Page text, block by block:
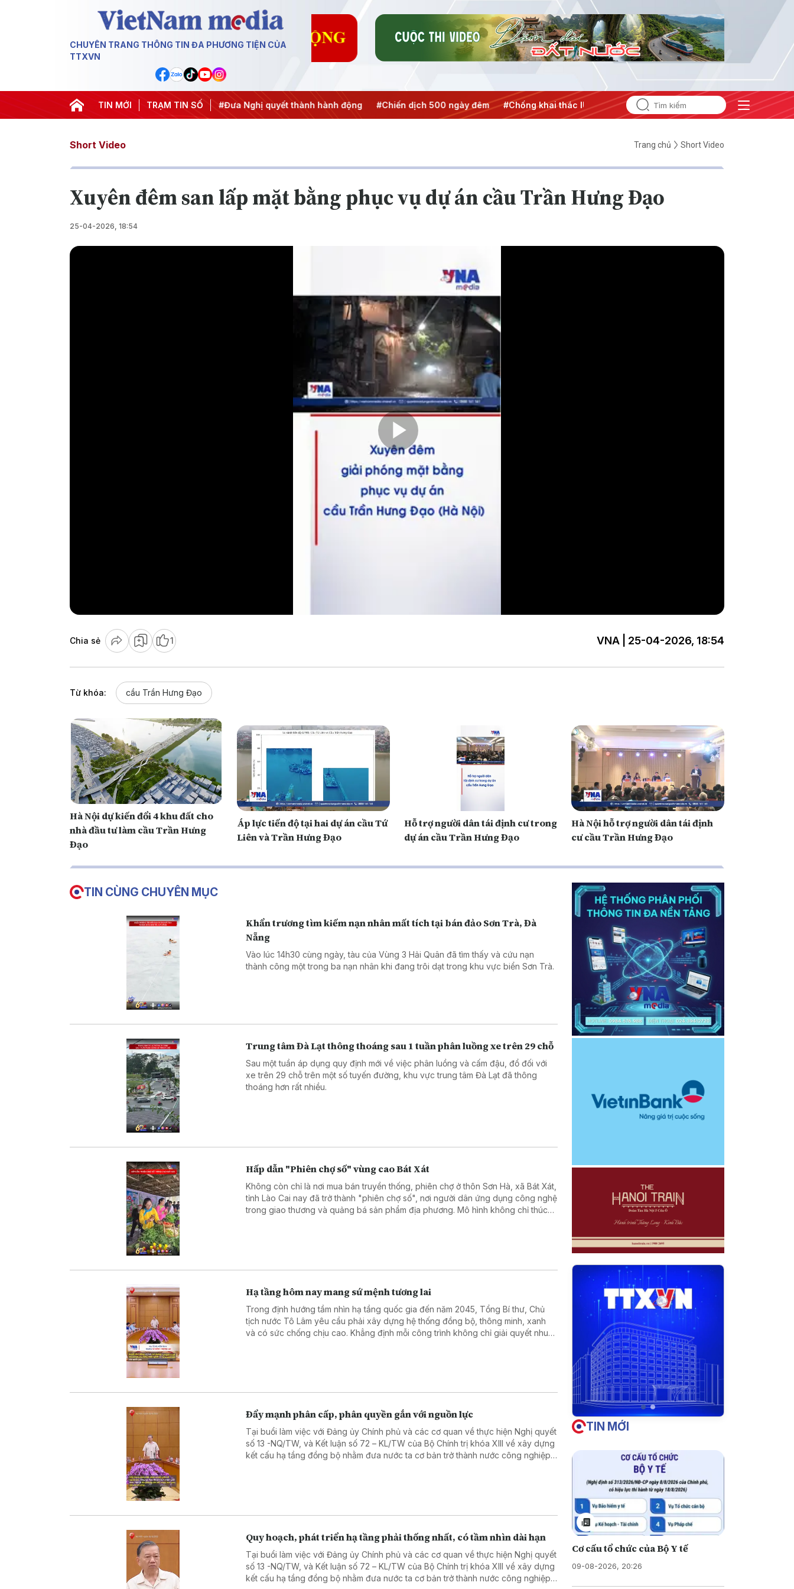
CHUYÊN TRANG THÔNG TIN ĐA PHƯƠNG TIỆN CỦA
TTXVN
TIN MỚI TRẠM TIN SỐ
#Hội nghị Trung ương 3 #APEC 2027 #Đưa Nghị quyết thành hành động #Chiến dịch 500 ngày đêm #Chống khai thác IUU #Căng thẳng Trung Đông #An ninh năng
Short Video Trang chủ Short Video
Xuyên đêm san lấp mặt bằng phục vụ dự án cầu Trần Hưng Đạo
25-04-2026, 18:54
Play
Video
Chia sẻ 1 VNA | 25-04-2026, 18:54
Từ khóa: cầu Trần Hưng Đạo
Hà Nội dự kiến đổi 4 khu đất cho
nhà đầu tư làm cầu Trần Hưng
Đạo
Áp lực tiến độ tại hai dự án cầu Tứ
Liên và Trần Hưng Đạo
Hỗ trợ người dân tái định cư trong
dự án cầu Trần Hưng Đạo
Hà Nội hỗ trợ người dân tái định
cư cầu Trần Hưng Đạo
TIN CÙNG CHUYÊN MỤC
Khẩn trương tìm kiếm nạn nhân mất tích tại bán đảo Sơn Trà, Đà
Nẵng
Vào lúc 14h30 cùng ngày, tàu của Vùng 3 Hải Quân đã tìm thấy và cứu nạn
thành công một trong ba nạn nhân khi đang trôi dạt trong khu vực biển Sơn Trà.
Trung tâm Đà Lạt thông thoáng sau 1 tuần phân luồng xe trên 29 chỗ
Sau một tuần áp dụng quy định mới về việc phân luồng và cấm đậu, đổ đối với
xe trên 29 chỗ trên một số tuyến đường, khu vực trung tâm Đà Lạt đã thông
thoáng hơn rất nhiều.
Hấp dẫn "Phiên chợ số" vùng cao Bát Xát
Không còn chỉ là nơi mua bán truyền thống, phiên chợ ở thôn Sơn Hà, xã Bát Xát,
tỉnh Lào Cai nay đã trở thành "phiên chợ số", nơi người dân ứng dụng công nghệ
trong giao thương và quảng bá sản phẩm địa phương. Mô hình không chỉ thúc
Hạ tầng hôm nay mang sứ mệnh tương lai
Trong định hướng tầm nhìn hạ tầng quốc gia đến năm 2045, Tổng Bí thư, Chủ
tịch nước Tô Lâm yêu cầu phải xây dựng hệ thống đồng bộ, thông minh, xanh
và có sức chống chịu cao. Khẳng định mỗi công trình không chỉ giải quyết nhu
Đẩy mạnh phân cấp, phân quyền gắn với nguồn lực
Tại buổi làm việc với Đảng ủy Chính phủ và các cơ quan về thực hiện Nghị quyết
số 13 -NQ/TW, và Kết luận số 72 – KL/TW của Bộ Chính trị khóa XIII về xây dựng
kết cấu hạ tầng đồng bộ nhằm đưa nước ta cơ bản trở thành nước công nghiệp
đẩy mạnh phân cấp, phân quyền gắn với trách nhiệm giải trình.
Q uy hoạch, phát triển hạ tầng phải thống nhất, có tầm nhìn dài hạn
Tại buổi làm việc với Đảng ủy Chính phủ và các cơ quan về thực hiện Nghị quyết
số 13 -NQ/TW, và Kết luận số 72 – KL/TW của Bộ Chính trị khóa XIII về xây dựng
kết cấu hạ tầng đồng bộ nhằm đưa nước ta cơ bản trở thành nước công nghiệp
TIN MỚI
Cơ cấu tổ chức của Bộ Y tế
09-08-2026, 20:26